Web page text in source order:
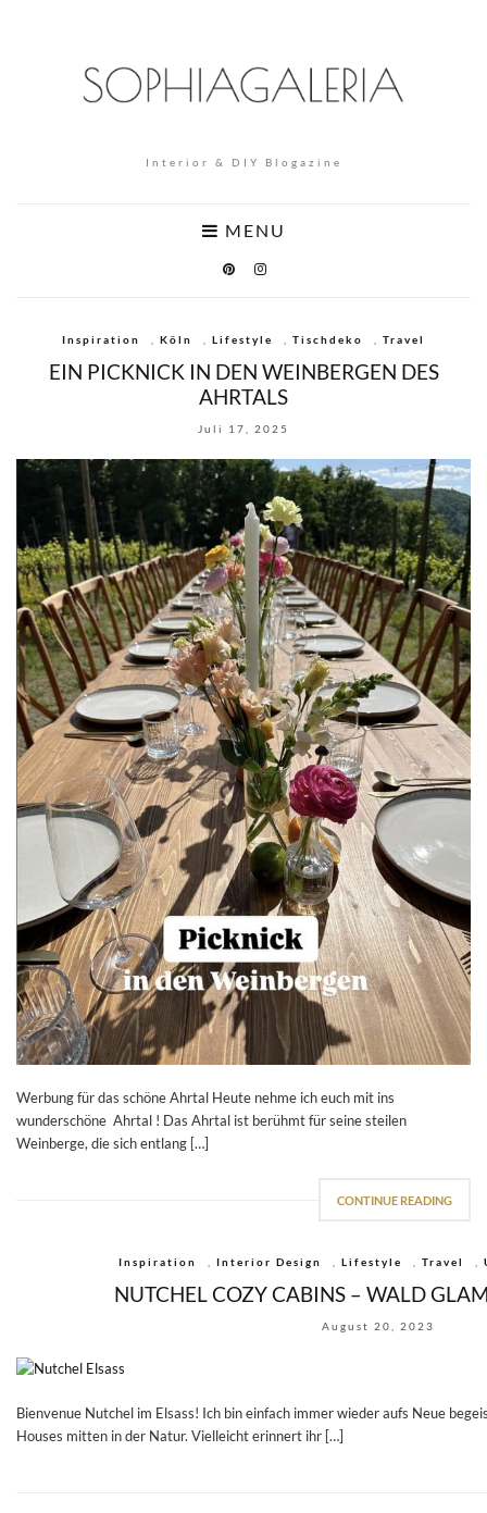
Interior & DIY Blogazine
MENU
Inspiration Köln Lifestyle Tischdeko Travel
EIN PICKNICK IN DEN WEINBERGEN DES
AHRTALS
Juli 17, 2025
Werbung für das schöne Ahrtal Heute nehme ich euch mit ins
wunderschöne Ahrtal ! Das Ahrtal ist berühmt für seine steilen
Weinberge, die sich entlang […]
CONTINUE READING
Inspiration Interior Design Lifestyle Travel
NUTCHEL COZY CABINS – WALD
August 20, 2023
Bienvenue Nutchel im Elsass! Ich bin einfach immer wieder aufs Neue
Houses mitten in der Natur. Vielleicht erinnert ihr […]